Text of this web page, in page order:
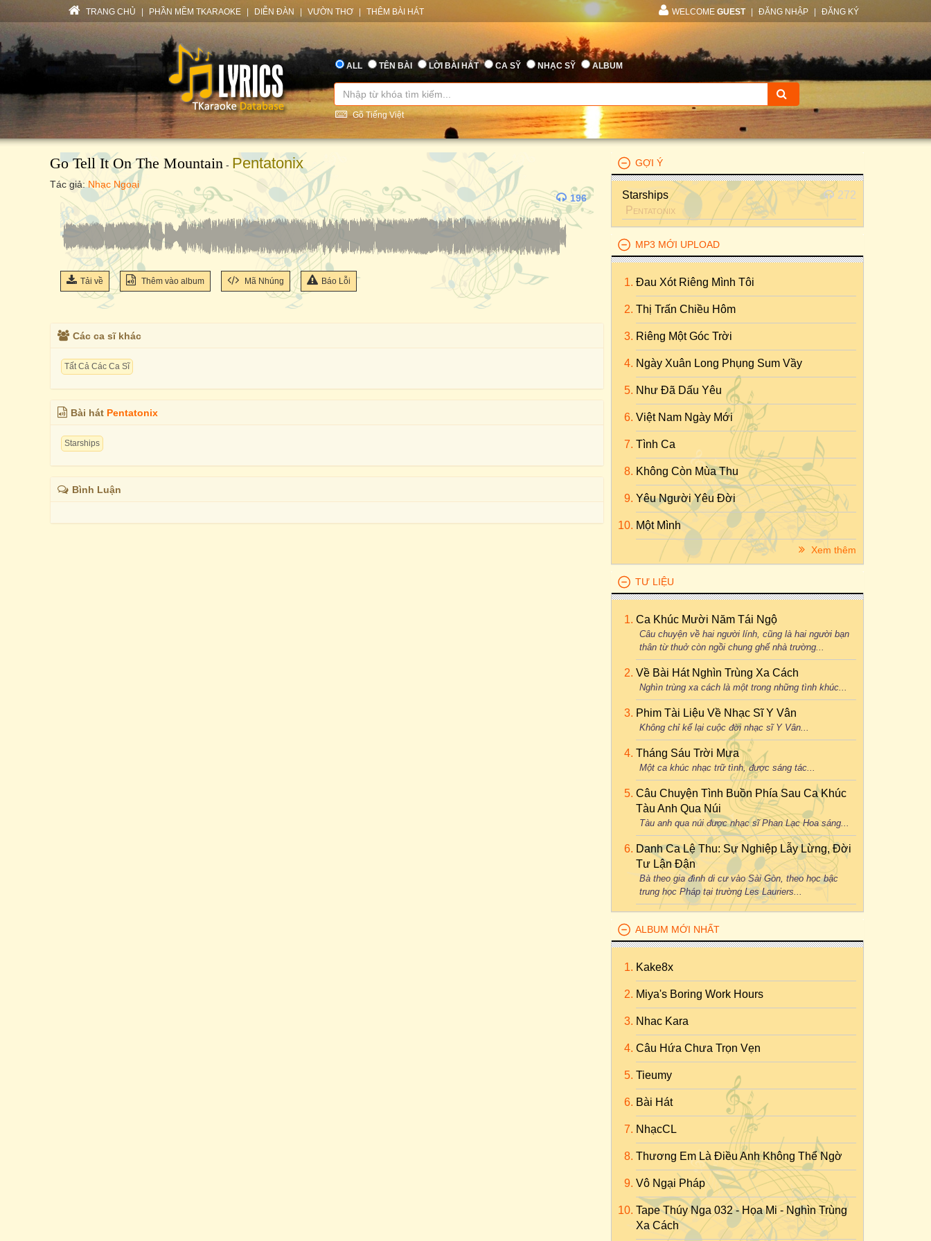
TRANG CHỦ PHẦN MỀM TKARAOKE DIỄN ĐÀN VƯỜN THƠ THÊM BÀI HÁT WELCOME GUEST ĐĂNG NHẬP ĐĂNG KÝ
ALL TÊN BÀI LỜI BÀI HÁT CA SỸ NHẠC SỸ ALBUM
Gõ Tiếng Việt
Go Tell It On The Mountain - Pentatonix
Tác giả: Nhạc Ngoại
196
Tải về Thêm vào album Mã Nhúng Báo Lỗi
Các ca sĩ khác
Tất Cả Các Ca Sĩ
Bài hát Pentatonix
Starships
Bình Luận
GỢI Ý
Starships
Pentatonix
272
MP3 MỚI UPLOAD
Đau Xót Riêng Mình Tôi
Thị Trấn Chiều Hôm
Riêng Một Góc Trời
Ngày Xuân Long Phụng Sum Vầy
Như Đã Dấu Yêu
Việt Nam Ngày Mới
Tình Ca
Không Còn Mùa Thu
Yêu Người Yêu Đời
Một Mình
Xem thêm
TƯ LIỆU
Ca Khúc Mười Năm Tái Ngộ
Câu chuyện về hai người lính, cũng là hai người bạn
thân từ thuở còn ngồi chung ghế nhà trường...
Về Bài Hát Nghìn Trùng Xa Cách
Nghìn trùng xa cách là một trong những tình khúc...
Phim Tài Liệu Về Nhạc Sĩ Y Vân
Không chỉ kể lại cuộc đời nhạc sĩ Y Vân...
Tháng Sáu Trời Mưa
Một ca khúc nhạc trữ tình, được sáng tác...
Câu Chuyện Tình Buồn Phía Sau Ca Khúc
Tàu Anh Qua Núi
Tàu anh qua núi được nhạc sĩ Phan Lạc Hoa sáng...
Danh Ca Lệ Thu: Sự Nghiệp Lẫy Lừng, Đời
Tư Lận Đận
Bà theo gia đình di cư vào Sài Gòn, theo học bậc
trung học Pháp tại trường Les Lauriers...
ALBUM MỚI NHẤT
Kake8x
Miya's Boring Work Hours
Nhac Kara
Câu Hứa Chưa Trọn Vẹn
Tieumy
Bài Hát
NhạcCL
Thương Em Là Điều Anh Không Thể Ngờ
Vô Ngại Pháp
Tape Thúy Nga 032 - Họa Mi - Nghìn Trùng
Xa Cách